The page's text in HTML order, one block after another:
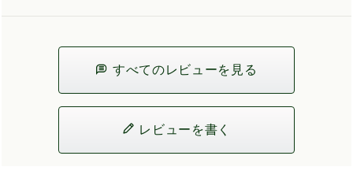
すべてのレビューを見る
レビューを書く